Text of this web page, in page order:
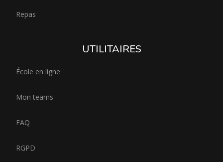
Repas
UTILITAIRES
École en ligne
Mon teams
FAQ
RGPD